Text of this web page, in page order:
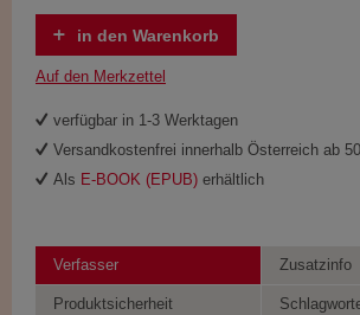
in den Warenkorb
Auf den Merkzettel
verfügbar in 1-3 Werktagen
Versandkostenfrei innerhalb Österreich ab
Als E-BOOK (EPUB) erhältlich
Verfasser Zusatzinfo
Produktsicherheit